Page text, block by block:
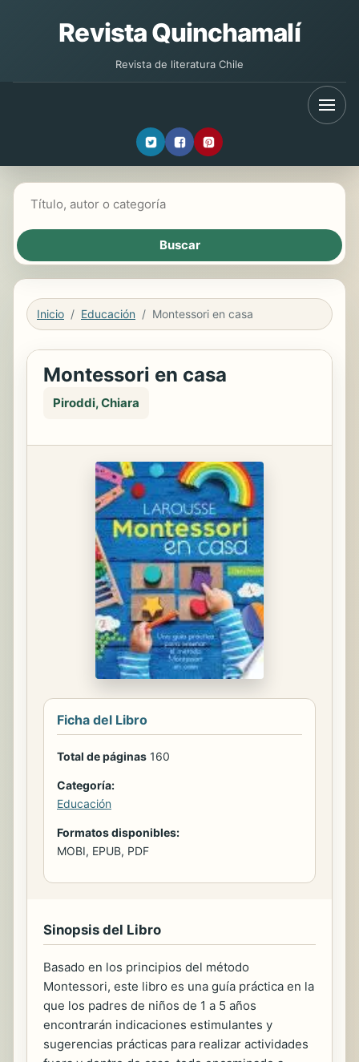
Revista Quinchamalí
Revista de literatura Chile
Inicio Educación Montessori en casa
Montessori en casa
Piroddi, Chiara
Ficha del Libro
Total de páginas 160
Categoría:
Educación
Formatos disponibles:
MOBI, EPUB, PDF
Sinopsis del Libro
Basado en los principios del método
Montessori, este libro es una guía práctica en la
que los padres de niños de 1 a 5 años
encontrarán indicaciones estimulantes y
sugerencias prácticas para realizar actividades